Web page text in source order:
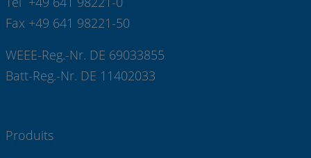
Fax +49 641 98221-50
WEEE-Reg.-Nr. DE 69033855
Batt-Reg.-Nr. DE 11402033
Produits